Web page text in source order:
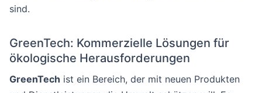
sind.
GreenTech: Kommerzielle Lösungen für
ökologische Herausforderungen
GreenTech ist ein Bereich, der mit neuen Produkten